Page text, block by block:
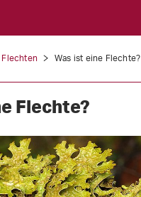
Was ist eine Flechte?
Flechte?